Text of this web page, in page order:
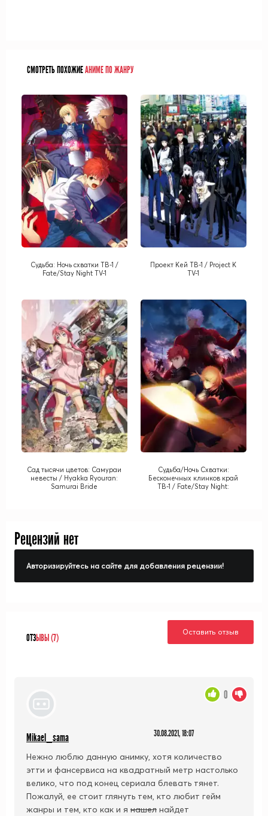
СМОТРЕТЬ ПОХОЖИЕАНИМЕ ПО ЖАНРУ
Судьба: Ночь схватки ТВ-1 /
Fate/Stay Night TV-1
Проект Кей ТВ-1 / Project K
TV-1
Сад тысячи цветов: Самураи
невесты / Hyakka Ryouran:
Samurai Bride
Судьба/Ночь Схватки:
Бесконечных клинков край
ТВ-1 / Fate/Stay Night:
Рецензий нет
Авторизируйтесь на сайте для добавления рецензии!
ОТЗЫВЫ (7)
Оставить отзыв
Mikael_sama 30.08.2021, 18:07
Нежно люблю данную анимку, хотя количество
этти и фансервиса на квадратный метр настолько
велико, что под конец сериала блевать тянет.
Пожалуй, ее стоит глянуть тем, кто любит гейм
жанры и тем, кто как и я нашел найдет
0